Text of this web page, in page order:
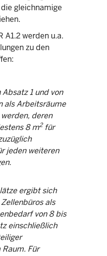
gleichnamige
A1.2 werden u.a.
zu den
1 und von
als Arbeitsräume
deren
8 m2für
jeden weiteren
ergibt sich
als
von 8 bis
einschließlich
Für